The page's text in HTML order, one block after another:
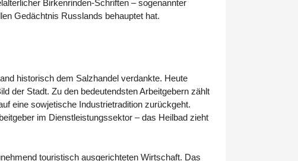
Birkenrinden-Schriften – sogenannter
Gedächtnis Russlands behauptet hat.
historisch dem Salzhandel verdankte. Heute
der Stadt. Zu den bedeutendsten Arbeitgebern zählt
eine sowjetische Industrietradition zurückgeht.
im Dienstleistungssektor – das Heilbad zieht
touristisch ausgerichteten Wirtschaft. Das